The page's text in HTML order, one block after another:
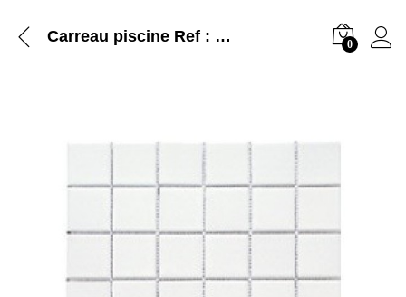
Carreau piscine Ref : CR053 0